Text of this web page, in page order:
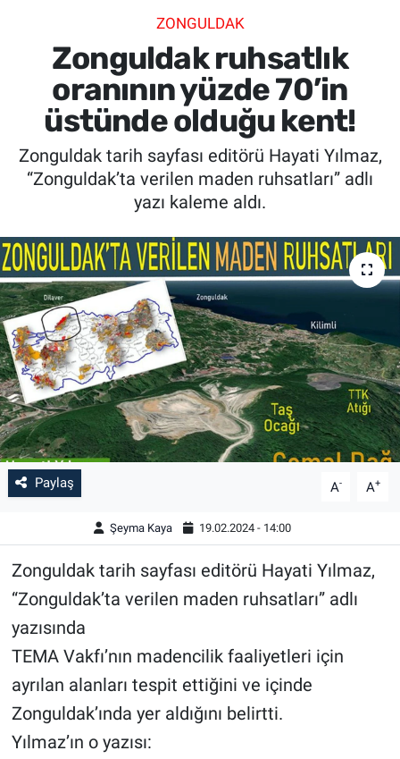
ZONGULDAK
Zonguldak ruhsatlık
oranının yüzde 70’in
üstünde olduğu kent!
Zonguldak tarih sayfası editörü Hayati Yılmaz,
“Zonguldak’ta verilen maden ruhsatları” adlı
yazı kaleme aldı.
Paylaş A- A+
Şeyma Kaya 19.02.2024 - 14:00
Zonguldak tarih sayfası editörü Hayati Yılmaz,
“Zonguldak’ta verilen maden ruhsatları” adlı
yazısında
TEMA Vakfı’nın madencilik faaliyetleri için
ayrılan alanları tespit ettiğini ve içinde
Zonguldak’ında yer aldığını belirtti.
Yılmaz’ın o yazısı:
SAĞLIK